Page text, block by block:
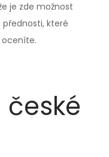
je zde možnost
které
oceníte.